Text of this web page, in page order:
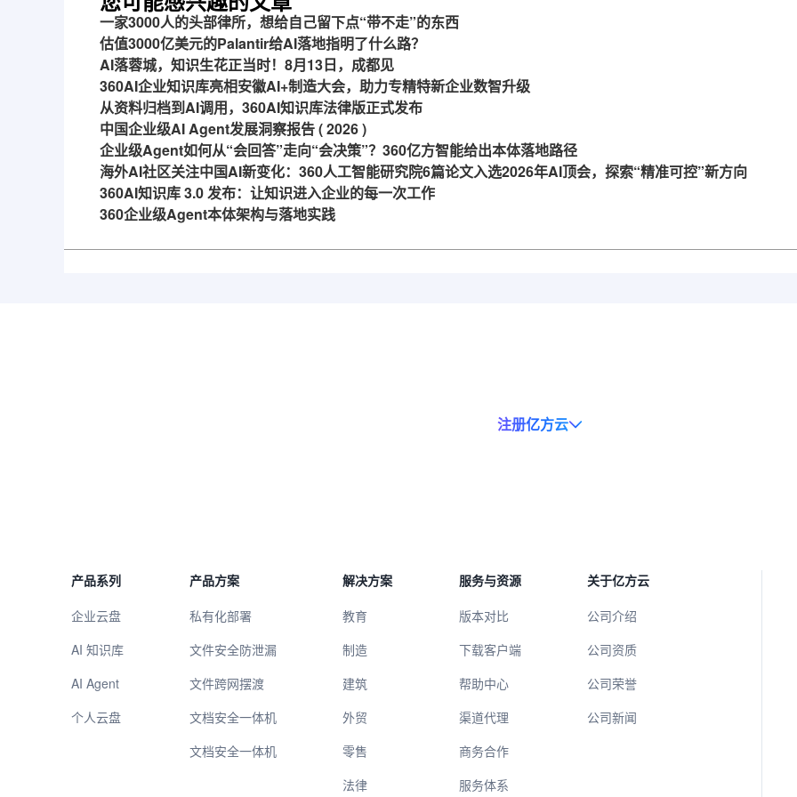
一家3000人的头部律所，想给自己留下点“带不走”的东西
估值3000亿美元的Palantir给AI落地指明了什么路？
AI落蓉城，知识生花正当时！8月13日，成都见
360AI企业知识库亮相安徽AI+制造大会，助力专精特新企业数智升级
从资料归档到AI调用，360AI知识库法律版正式发布
中国企业级AI Agent发展洞察报告 ( 2026 )
企业级Agent如何从“会回答”走向“会决策”？360亿方智能给出本体落地路径
海外AI社区关注中国AI新变化：360人工智能研究院6篇论文入选2026年AI顶会，探索“精准可控”新方向
360AI知识库 3.0 发布：让知识进入企业的每一次工作
360企业级Agent本体架构与落地实践
注册亿方云
产品系列
企业云盘
AI 知识库
AI Agent
个人云盘
产品方案
私有化部署
文件安全防泄漏
文件跨网摆渡
文档安全一体机
文档安全一体机
解决方案
教育
制造
建筑
外贸
零售
法律
服务与资源
版本对比
下载客户端
帮助中心
渠道代理
商务合作
服务体系
关于亿方云
公司介绍
公司资质
公司荣誉
公司新闻